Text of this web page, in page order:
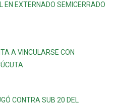
EXTERNADO SEMICERRADO
A VINCULARSE CON
CONTRA SUB 20 DEL